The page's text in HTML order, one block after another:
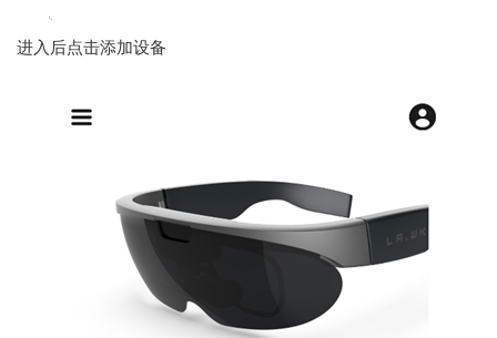
进入后点击添加设备